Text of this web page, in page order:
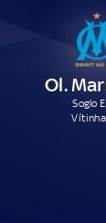
Ol.
Soglo